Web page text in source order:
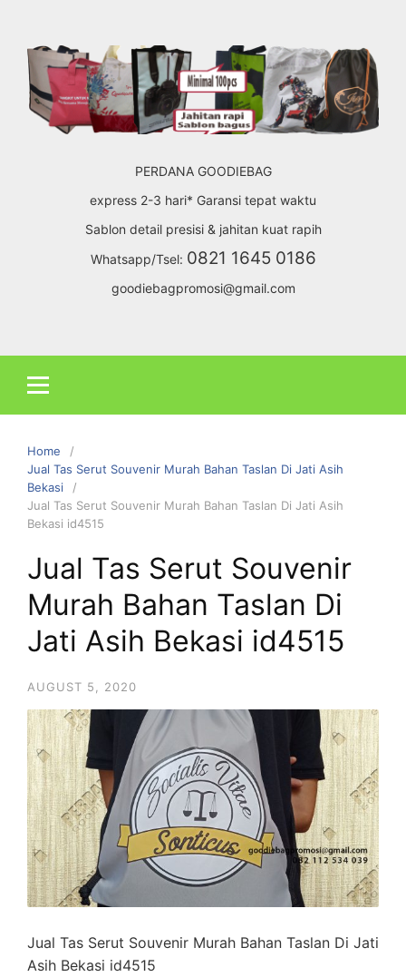
content
PERDANA GOODIEBAG
express 2-3 hari* Garansi tepat waktu
Sablon detail presisi & jahitan kuat rapih
Whatsapp/Tsel: 0821 1645 0186
goodiebagpromosi@gmail.com
Home
Jual Tas Serut Souvenir Murah Bahan Taslan Di Jati Asih
Bekasi
Jual Tas Serut Souvenir Murah Bahan Taslan Di Jati Asih
Bekasi id4515
Jual Tas Serut Souvenir
Murah Bahan Taslan Di
Jati Asih Bekasi id4515
AUGUST 5, 2020
Jual Tas Serut Souvenir Murah Bahan Taslan Di Jati
Asih Bekasi id4515